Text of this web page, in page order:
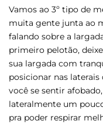
Vamos ao 3º tipo de
muita gente junta ao
falando sobre a
primeiro pelotão,
sua largada com
posicionar nas
você se sentir
lateralmente um
pra poder respirar